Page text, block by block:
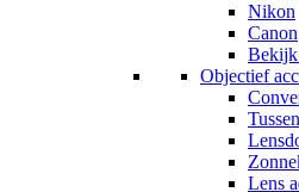
Nikon
Canon
Bekijk
Objectief
Lens